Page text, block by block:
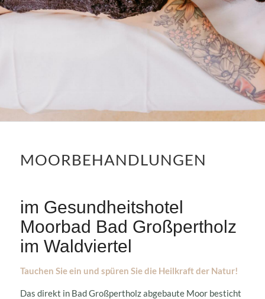
MOORBEHANDLUNGEN
im Gesundheitshotel
Moorbad Bad Großpertholz
im Waldviertel
Tauchen Sie ein und spüren Sie die Heilkraft der Natur!
Das direkt in Bad Großpertholz abgebaute Moor besticht